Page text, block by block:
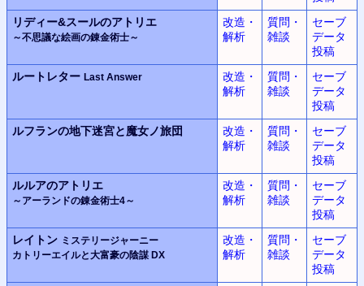
リディー&スールのアトリエ
～不思議な絵画の錬金術士～
改造・
解析
質問・
雑談
セーブ
データ
投稿
ルートレター Last Answer
改造・
解析
質問・
雑談
セーブ
データ
投稿
ルフランの地下迷宮と魔女ノ旅団
改造・
解析
質問・
雑談
セーブ
データ
投稿
ルルアのアトリエ
～アーランドの錬金術士4～
改造・
解析
質問・
雑談
セーブ
データ
投稿
レイトン ミステリージャーニー
カトリーエイルと大富豪の陰謀 DX
改造・
解析
質問・
雑談
セーブ
データ
投稿